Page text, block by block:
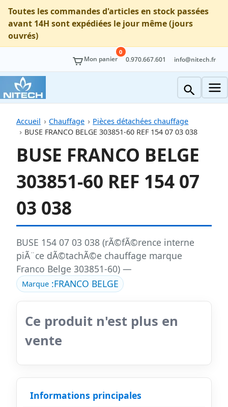
Toutes les commandes d'articles en stock passées
avant 14H sont expédiées le jour même (jours
ouvrés)
Mon panier
0
0.970.667.601 info@nitech.fr
Accueil Chauffage
Pièces détachées chauffage
BUSE FRANCO BELGE 303851-60 REF 154 07 03 038
BUSE FRANCO BELGE
303851-60 REF 154 07
03 038
BUSE 154 07 03 038 (rÃ©fÃ©rence interne
piÃ¨ce dÃ©tachÃ©e chauffage marque
Franco Belge 303851-60) —
Marque:FRANCO BELGE
Ce produit n'est plus en
vente
Informations principales